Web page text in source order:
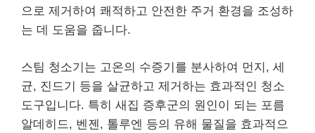
으로 제거하여 쾌적하고 안전한 주거 환경을 조성하
는 데 도움을 줍니다.
스팀 청소기는 고온의 수증기를 분사하여 먼지, 세
균, 진드기 등을 살균하고 제거하는 효과적인 청소
도구입니다. 특히 새집 증후군의 원인이 되는 포름
알데히드, 벤젠, 톨루엔 등의 유해 물질을 효과적으